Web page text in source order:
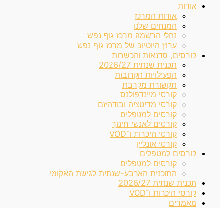
אודות
אודות המרכז
המנחים שלנו
נהלי הרשמה מרכז גוף נפש
ערוץ היוטיוב של מרכז גוף נפש
קורסים, סדנאות והכשרות
תכנית שנתית 2026/27
הפעילויות הקרובות
תקשורת מקרבת
קורסי מיינדפולנס
קורסי מדיטציה ובודהיזם
קורסים למטפלים
קורסים לאנשי חינוך
קורסי היכרות ו־VOD
קורסי אונליין
קורסים למטפלים
קורסים למטפלים
התוכנית הארבע-שנתית לגישת האקומי
תכנית שנתית 2026/27
קורסי היכרות ו־VOD
מאמרים